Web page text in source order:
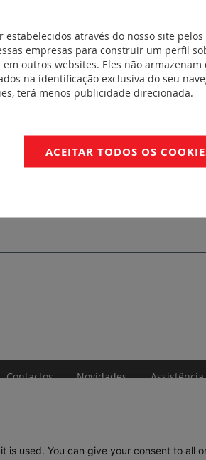
condutores flexíveis ou rígidos 2 zonas
7,5 mm e 15 mm. Seccionamento por
de seccionamento geral.
Contactos Novidades
estabelecidos através do nosso site
empresas para construir um perfil
outros websites. Eles não
na identificação exclusiva do seu
terá menos publicidade direcionada.
ACEITAR TODOS OS
used. You can give your consent to all